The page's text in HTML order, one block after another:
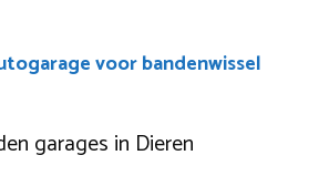
voor bandenwissel
garages in Dieren